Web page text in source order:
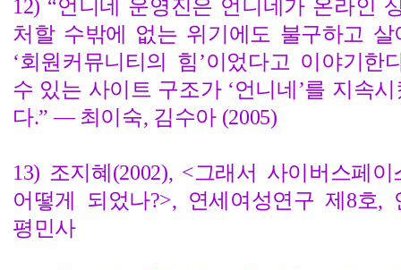
12) “언니네 운영진은 언니네가 온라인
처할 수밖에 없는 위기에도 불구하고
‘회원커뮤니티의 힘’이었다고 이야기
수 있는 사이트 구조가 ‘언니네’를 지속
다.” ― 최이숙, 김수아 (2005)
13) 조지혜(2002), <그래서 사이버스페
어떻게 되었나?>, 연세여성연구 제8호,
평민사